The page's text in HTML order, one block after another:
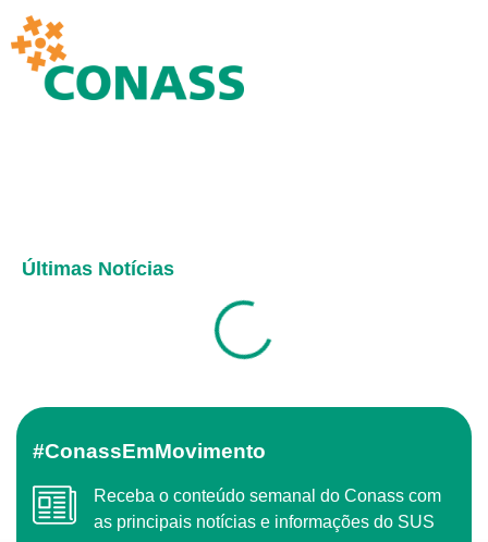
Últimas Notícias
#ConassEmMovimento
Receba o conteúdo semanal do Conass com
as principais notícias e informações do SUS